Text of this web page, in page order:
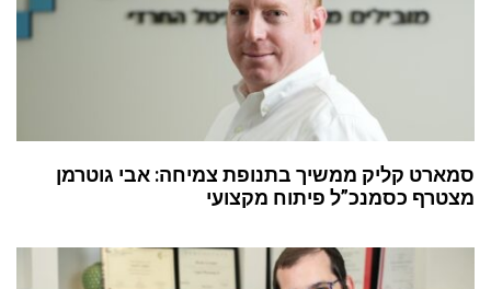
סמארט קליק ממשיך בתנופת צמיחה: אבי גוטרמן
מצטרף כסמנכ”ל פיתוח מקצועי